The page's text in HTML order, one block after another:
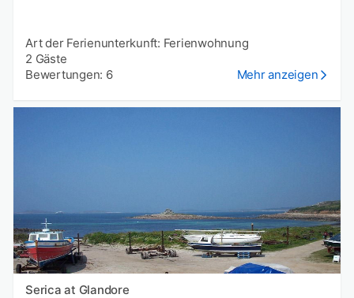
Art der Ferienunterkunft: Ferienwohnung
2 Gäste
Bewertungen: 6
Mehr anzeigen
Serica at Glandore